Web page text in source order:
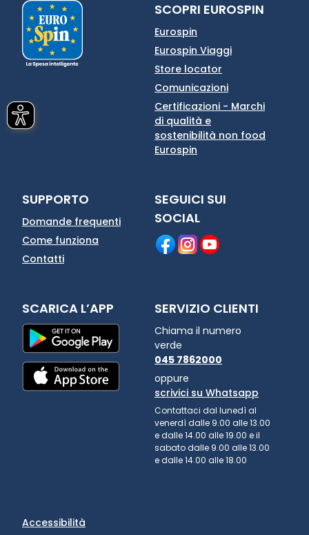
SCOPRI EUROSPIN
Eurospin
Eurospin Viaggi
Store locator
Comunicazioni
Certificazioni - Marchi
di qualità e
sostenibilità non food
Eurospin
SUPPORTO
Domande frequenti
Come funziona
Contatti
SEGUICI SUI
SOCIAL
SCARICA L’APP SERVIZIO CLIENTI
Chiama il numero
verde
045 7862000
oppure
scrivici su Whatsapp
Contattaci dal lunedì al
venerdì dalle 9.00 alle 13.00
e dalle 14.00 alle 19.00 e il
sabato dalle 9.00 alle 13.00
e dalle 14.00 alle 18.00
Accessibilità